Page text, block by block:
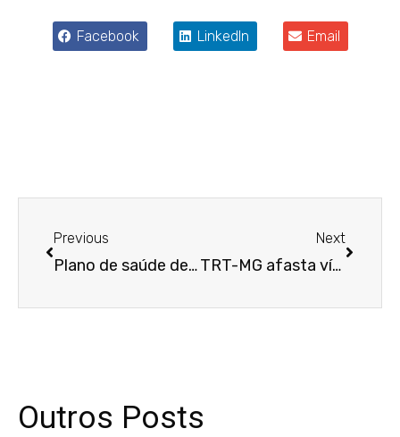
Facebook LinkedIn Email
Previous
Plano de saúde deve pagar tratamento de emergência para imprevistos de cirurgia plástica não coberta
Next
TRT-MG afasta vínculo de emprego entre sobrinho e tia em ação trabalhista
Outros Posts